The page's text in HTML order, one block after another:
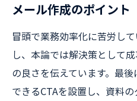
メール作成のポイント
冒頭で業務効率化に苦労し
し、本論では解決策として
の良さを伝えています。最
できるCTAを設置し、資料